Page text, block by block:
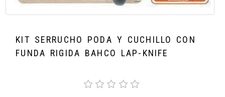
KIT SERRUCHO PODA Y CUCHILLO CON
FUNDA RIGIDA BAHCO LAP-KNIFE